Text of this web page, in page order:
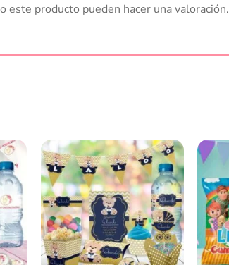
este producto pueden hacer una valoración.
lista
Añadir
a la
lista
de
deseos